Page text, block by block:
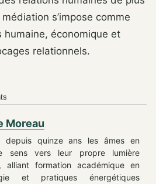
s’impose comme
humaine, économique et
relationnels.
Moreau
depuis quinze ans les âmes en
sens vers leur propre lumière
alliant formation académique en
et pratiques énergétiques